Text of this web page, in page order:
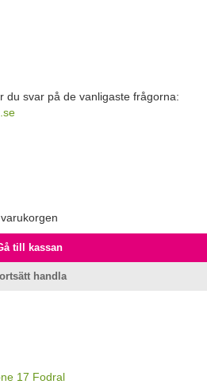
du svar på de vanligaste frågorna:
till kassan
handla
17 Fodral